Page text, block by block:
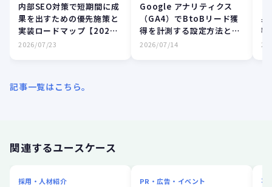
内部SEO対策で短期間に成
果を出すための優先施策と
実装ロードマップ【2026
年版】
2026/07/23
Google アナリティクス
（GA4）でBtoBリード獲
得を計測する設定方法と見
るべき指標8選
2026/07/14
果
判
製
記事一覧はこちら。
関連するユースケース
採用・人材紹介 PR・広告・イベント 不